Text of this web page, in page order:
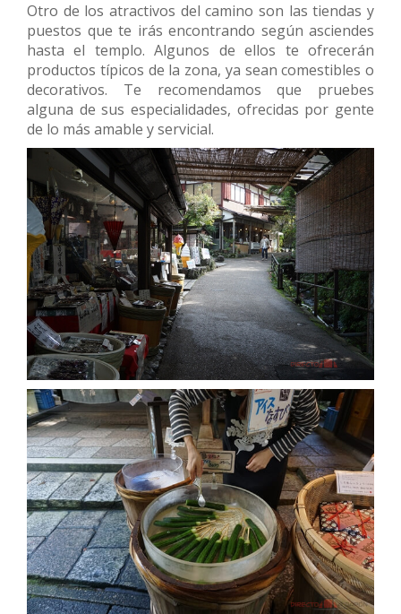
Otro de los atractivos del camino son las tiendas y
puestos que te irás encontrando según asciendes
hasta el templo. Algunos de ellos te ofrecerán
productos típicos de la zona, ya sean comestibles o
decorativos. Te recomendamos que pruebes
alguna de sus especialidades, ofrecidas por gente
de lo más amable y servicial.